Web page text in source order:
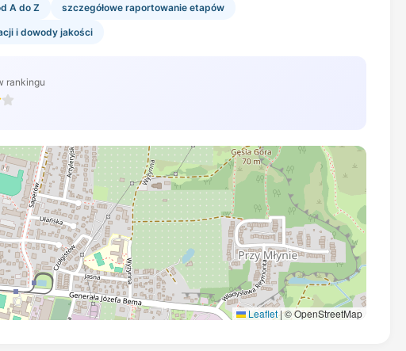
A do Z szczegółowe raportowanie etapów
i dowody jakości
rankingu
Leaflet|© OpenStreetMap